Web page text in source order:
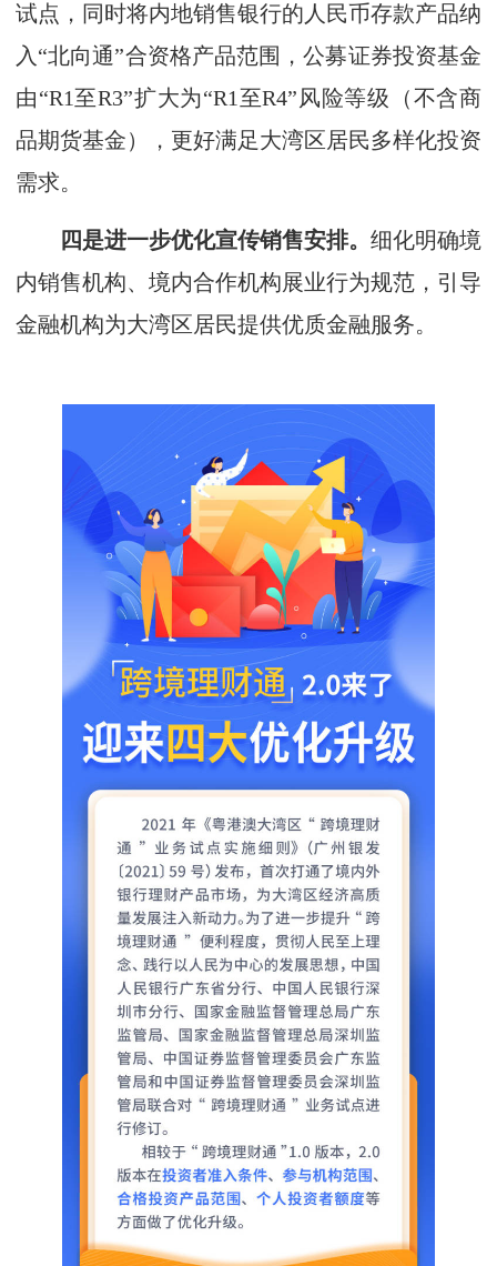
试点，同时将内地销售银行的人民币存款产品纳
入“北向通”合资格产品范围，公募证券投资基金
由“R1至R3”扩大为“R1至R4”风险等级（不含商
品期货基金），更好满足大湾区居民多样化投资
需求。
四是进一步优化宣传销售安排。 细化明确境
内销售机构、境内合作机构展业行为规范，引导
金融机构为大湾区居民提供优质金融服务。